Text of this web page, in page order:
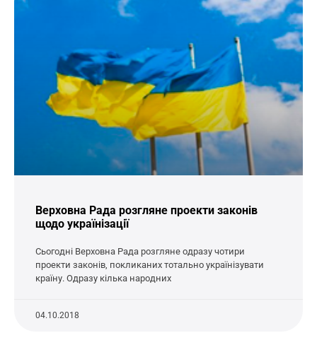
Верховна Рада розгляне проекти законів
щодо українізації
Сьогодні Верховна Рада розгляне одразу чотири
проекти законів, покликаних тотально українізувати
країну. Одразу кілька народних
04.10.2018